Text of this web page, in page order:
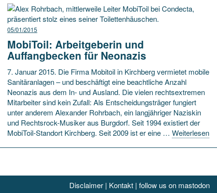
05/01/2015
MobiToil: Arbeitgeberin und
Auffangbecken für Neonazis
7. Januar 2015. Die Firma Mobitoil in Kirchberg vermietet mobile
Sanitäranlagen – und beschäftigt eine beachtliche Anzahl
Neonazis aus dem In- und Ausland. Die vielen rechtsextremen
Mitarbeiter sind kein Zufall: Als Entscheidungsträger fungiert
unter anderem Alexander Rohrbach, ein langjähriger Naziskin
und Rechtsrock-Musiker aus Burgdorf. Seit 1994 existiert der
MobiToil-Standort Kirchberg. Seit 2009 ist er eine … Weiterlesen
Disclaimer | Kontakt | follow us on mastodon